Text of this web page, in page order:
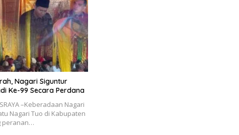
Nagari Siguntur
Ke-99 Secara Perdana
–Keberadaan Nagari
Nagari Tuo di Kabupaten
peranan…